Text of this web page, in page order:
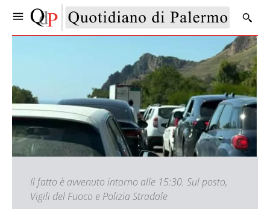
Il fatto è avvenuto intorno alle 15:30. Sul posto,
Vigili del Fuoco e Polizia Stradale